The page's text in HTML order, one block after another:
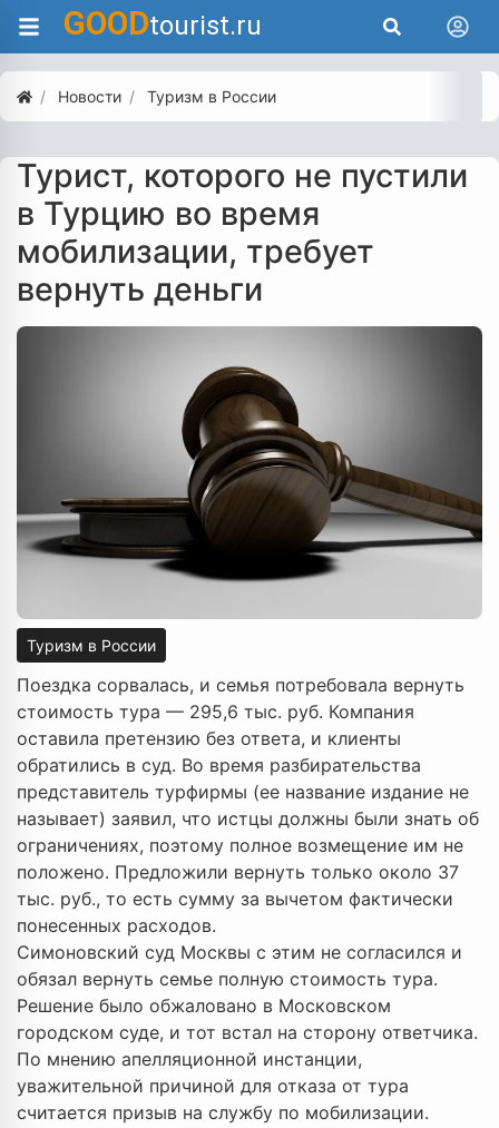
GOODtourist.ru
Новости Туризм в России
Турист, которого не пустили
в Турцию во время
мобилизации, требует
вернуть деньги
Туризм в России
Поездка сорвалась, и семья потребовала вернуть
стоимость тура — 295,6 тыс. руб. Компания
оставила претензию без ответа, и клиенты
обратились в суд. Во время разбирательства
представитель турфирмы (ее название издание не
называет) заявил, что истцы должны были знать об
ограничениях, поэтому полное возмещение им не
положено. Предложили вернуть только около 37
тыс. руб., то есть сумму за вычетом фактически
понесенных расходов.
Симоновский суд Москвы с этим не согласился и
обязал вернуть семье полную стоимость тура.
Решение было обжаловано в Московском
городском суде, и тот встал на сторону ответчика.
По мнению апелляционной инстанции,
уважительной причиной для отказа от тура
считается призыв на службу по мобилизации.